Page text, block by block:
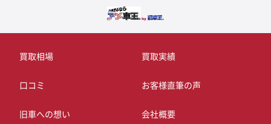
買取相場 買取実績
口コミ お客様直筆の声
旧車への想い 会社概要